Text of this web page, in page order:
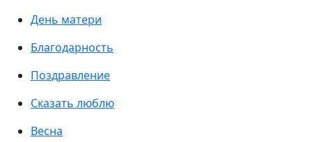
День матери
Благодарность
Поздравление
Сказать люблю
Весна